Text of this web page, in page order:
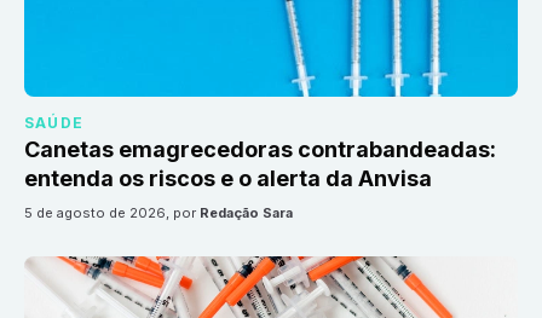
SAÚDE
Canetas emagrecedoras contrabandeadas:
entenda os riscos e o alerta da Anvisa
5 de agosto de 2026, por Redação Sara